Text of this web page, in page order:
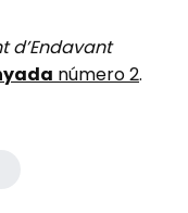
d’Endavant
número 2.